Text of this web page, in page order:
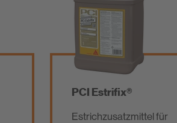
PCI Estrifix®
Estrichzusatzmittel für